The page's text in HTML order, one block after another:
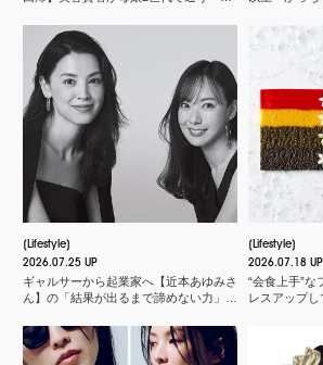
Lifestyle
2026.07.25 UP
ギャルサーから起業家へ【近本あゆみさ
ん】の「結果が出るまで諦めない力」と
Lifestyle
2026.07.18 UP
“会食上手”な
レスアップし